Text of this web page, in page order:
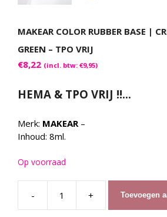
MAKEAR COLOR RUBBER BASE |
GREEN – TPO VRIJ
€8,22 (incl. btw: €9,95)
HEMA & TPO VRIJ !!…
Merk: MAKEAR–
Inhoud: 8ml.
Op voorraad
-
MAKEAR
Color
+ Toevoegen